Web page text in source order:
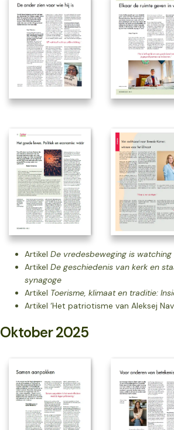
Artikel De vredesbeweging is watching
Artikel De geschiedenis van kerk en
synagoge
Artikel Toerisme, klimaat en traditie:
Artikel ‘Het patriotisme van Aleksej
Oktober 2025